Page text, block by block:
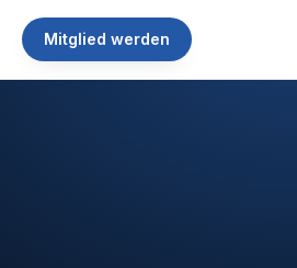
Mitglied werden